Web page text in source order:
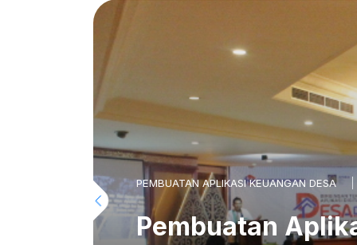
PEMBUATAN APLIKASI KEUANGAN DESA
Pembuatan